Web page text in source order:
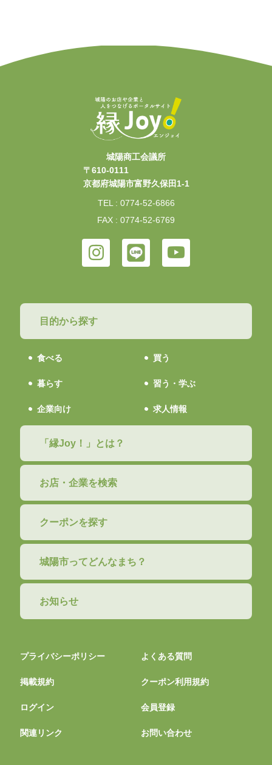
城陽商工会議所
〒610-0111
京都府城陽市富野久保田1-1
TEL : 0774-52-6866
FAX : 0774-52-6769
目的から探す
食べる 買う
暮らす 習う・学ぶ
企業向け 求人情報
「縁Joy！」とは？
お店・企業を検索
クーポンを探す
城陽市ってどんなまち？
お知らせ
プライバシーポリシー よくある質問
掲載規約 クーポン利用規約
ログイン 会員登録
関連リンク お問い合わせ